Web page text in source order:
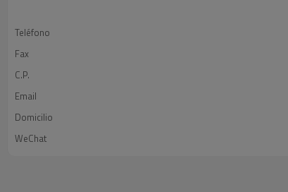
Teléfono
Fax
C.P.
Email
Domicilio
WeChat